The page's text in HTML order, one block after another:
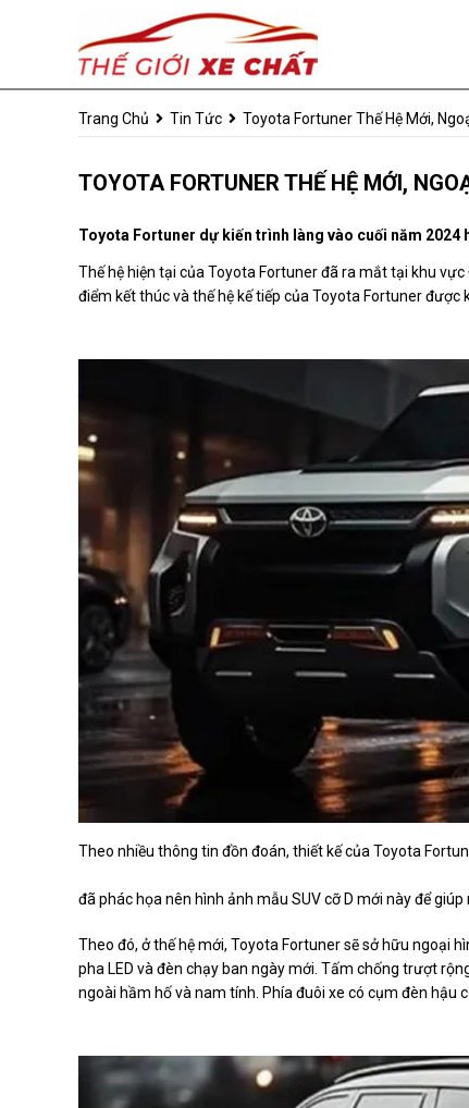
Trang Chủ Tin Tức Toyota Fortuner Thế Hệ Mới,
TOYOTA FORTUNER THẾ HỆ MỚI,
Toyota Fortuner dự kiến trình làng vào cuối năm 2024
Thế hệ hiện tại của Toyota Fortuner đã ra mắt tại khu
điểm kết thúc và thế hệ kế tiếp của Toyota Fortuner được
Theo nhiều thông tin đồn đoán, thiết kế của Toyota
đã phác họa nên hình ảnh mẫu SUV cỡ D mới này để
Theo đó, ở thế hệ mới, Toyota Fortuner sẽ sở hữu ngoại
pha LED và đèn chạy ban ngày mới. Tấm chống trượt
ngoài hầm hố và nam tính. Phía đuôi xe có cụm đèn hậu